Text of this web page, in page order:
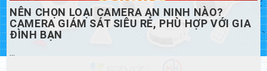
NÊN CHỌN LOẠI CAMERA AN NINH NÀO?
CAMERA GIÁM SÁT SIÊU RẺ, PHÙ HỢP VỚI GIA
ĐÌNH BẠN